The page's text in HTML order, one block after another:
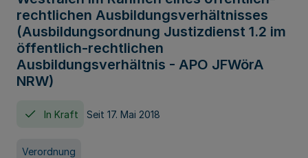
rechtlichen Ausbildungsverhältnisses
(Ausbildungsordnung Justizdienst 1.2 im
öffentlich-rechtlichen
Ausbildungsverhältnis - APO JFWörA
NRW)
In Kraft Seit 17. Mai 2018
Verordnung